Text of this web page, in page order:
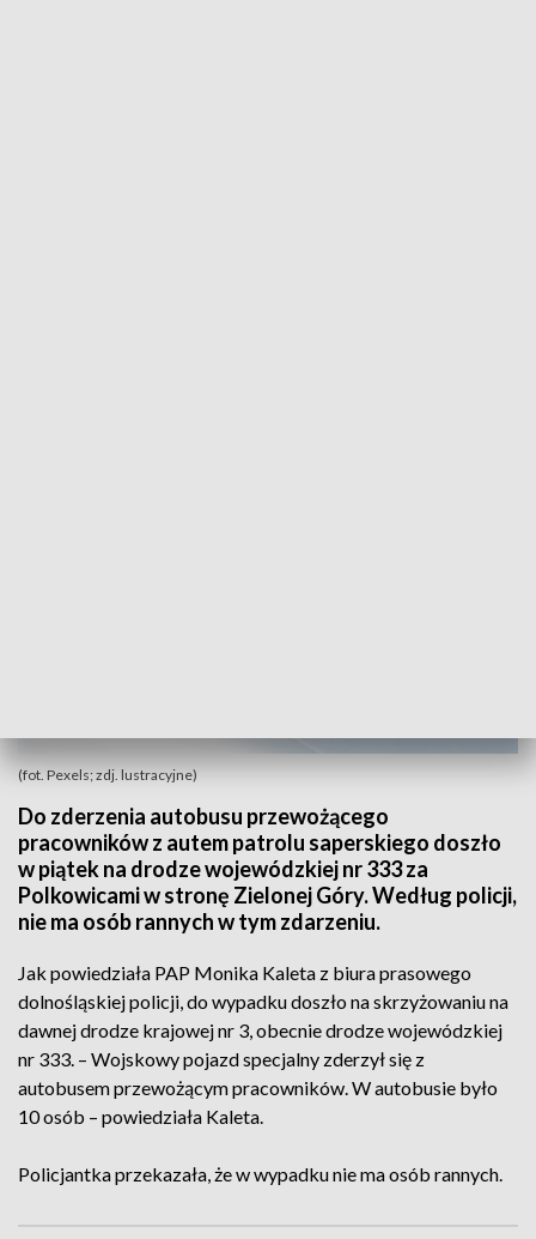
(fot. Pexels; zdj. lustracyjne)
Do zderzenia autobusu przewożącego
pracowników z autem patrolu saperskiego doszło
w piątek na drodze wojewódzkiej nr 333 za
Polkowicami w stronę Zielonej Góry. Według policji,
nie ma osób rannych w tym zdarzeniu.
Jak powiedziała PAP Monika Kaleta z biura prasowego
dolnośląskiej policji, do wypadku doszło na skrzyżowaniu na
dawnej drodze krajowej nr 3, obecnie drodze wojewódzkiej
nr 333. – Wojskowy pojazd specjalny zderzył się z
autobusem przewożącym pracowników. W autobusie było
10 osób – powiedziała Kaleta.
Policjantka przekazała, że w wypadku nie ma osób rannych.